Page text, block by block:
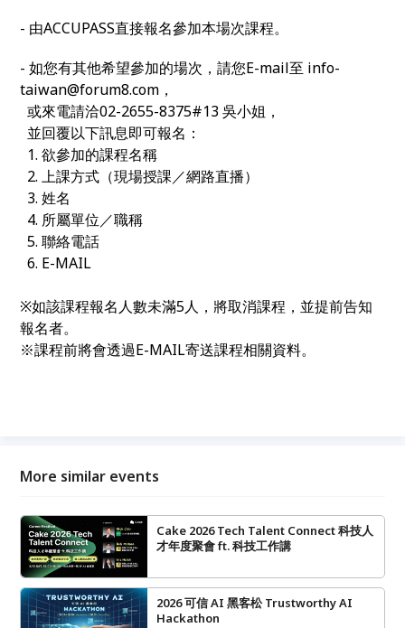
- 由ACCUPASS直接報名參加本場次課程。
-如您有其他希望參加的場次，請您E-mail至 info-
taiwan@forum8.com ，
或來電請洽02-2655-8375#13吳小姐，
並回覆以下訊息即可報名：
1.欲參加的課程名稱
2.上課方式（現場授課／網路直播）
3.姓名
4. 所屬單位／職稱
5.聯絡電話
6. E-MAIL
※如該課程報名人數未滿5人，將取消課程，並提前告知
報名者。
※課程前將會透過E-MAIL寄送課程相關資料。
More similar events
Cake 2026 Tech Talent Connect 科技人
才年度聚會 ft. 科技工作講
2026 可信 AI 黑客松 Trustworthy AI
Hackathon